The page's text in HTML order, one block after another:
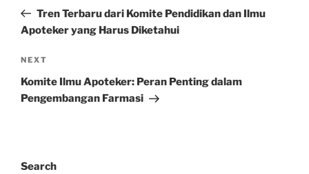
PostTren Terbaru dari Komite Pendidikan dan Ilmu
Apoteker yang Harus Diketahui
Next
Post
NEXT
Komite Ilmu Apoteker: Peran Penting dalam
Pengembangan Farmasi
Search